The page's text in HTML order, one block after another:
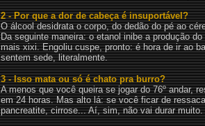
2 - Por que a dor de cabeça é insuportável?
O álcool desidrata o corpo, do dedão do pé ao
Da seguinte maneira: o etanol inibe a produção
mais xixi. Engoliu cuspe, pronto: é hora de ir ao
sentem sede, literalmente.
3 - Isso mata ou só é chato pra burro?
A menos que você queira se jogar do 76º andar,
em 24 horas. Mas alto lá: se você ficar de
pancreatite, cirrose... Aí, sim, não vai durar muito.